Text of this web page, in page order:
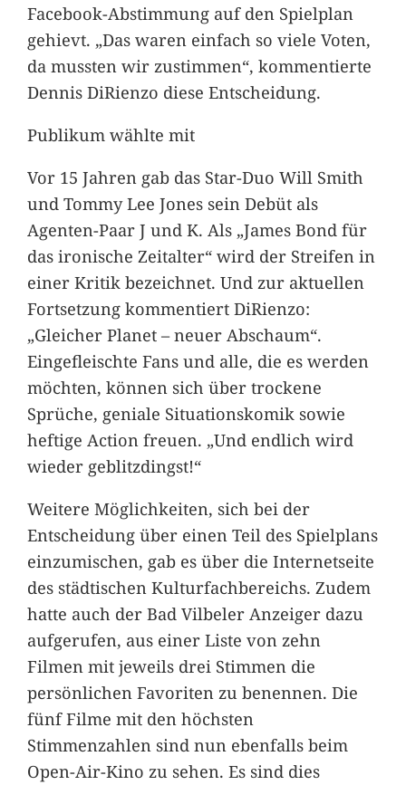
Facebook-Abstimmung auf den Spielplan
gehievt. „Das waren einfach so viele Voten,
da mussten wir zustimmen“, kommentierte
Dennis DiRienzo diese Entscheidung.
Publikum wählte mit
Vor 15 Jahren gab das Star-Duo Will Smith
und Tommy Lee Jones sein Debüt als
Agenten-Paar J und K. Als „James Bond für
das ironische Zeitalter“ wird der Streifen in
einer Kritik bezeichnet. Und zur aktuellen
Fortsetzung kommentiert DiRienzo:
„Gleicher Planet – neuer Abschaum“.
Eingefleischte Fans und alle, die es werden
möchten, können sich über trockene
Sprüche, geniale Situationskomik sowie
heftige Action freuen. „Und endlich wird
wieder geblitzdingst!“
Weitere Möglichkeiten, sich bei der
Entscheidung über einen Teil des Spielplans
einzumischen, gab es über die Internetseite
des städtischen Kulturfachbereichs. Zudem
hatte auch der Bad Vilbeler Anzeiger dazu
aufgerufen, aus einer Liste von zehn
Filmen mit jeweils drei Stimmen die
persönlichen Favoriten zu benennen. Die
fünf Filme mit den höchsten
Stimmenzahlen sind nun ebenfalls beim
Open-Air-Kino zu sehen. Es sind dies